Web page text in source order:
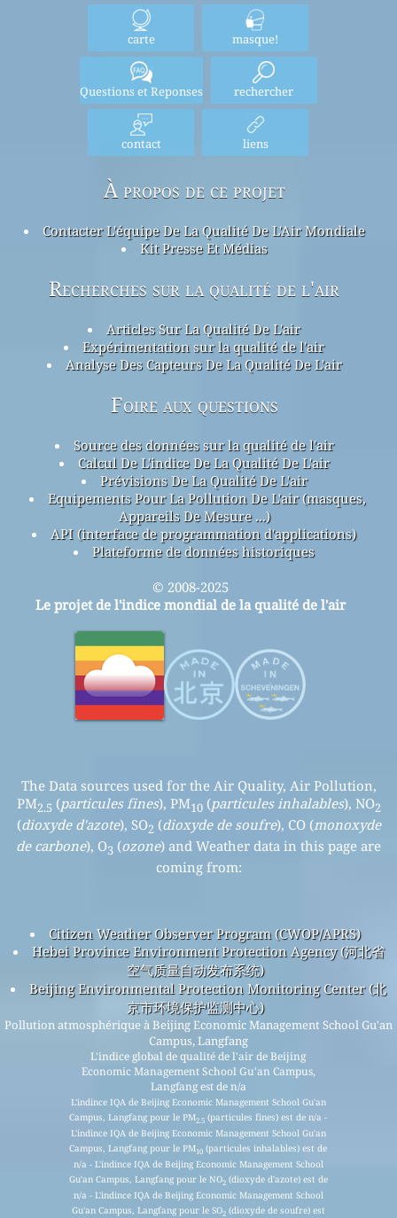
carte masque!
Questions et Reponses rechercher
contact liens
À propos de ce projet
Contacter L'équipe De La Qualité De L'Air Mondiale
Kit Presse Et Médias
Recherches sur la qualité de l'air
Articles Sur La Qualité De L'air
Expérimentation sur la qualité de l'air
Analyse Des Capteurs De La Qualité De L'air
Foire aux questions
Source des données sur la qualité de l'air
Calcul De L'indice De La Qualité De L'air
Prévisions De La Qualité De L'air
Equipements Pour La Pollution De L'air (masques,
Appareils De Mesure ...)
API (interface de programmation d'applications)
Plateforme de données historiques
© 2008-2025
Le projet de l'indice mondial de la qualité de l'air
The Data sources used for the Air Quality, Air Pollution,
PM2.5 (particules fines), PM10(particules inhalables), NO2
(dioxyde d'azote), SO2 (dioxyde de soufre), CO (monoxyde
de carbone), O3 (ozone) and Weather data in this page are
coming from:
Citizen Weather Observer Program (CWOP/APRS)
Hebei Province Environment Protection Agency (河北省
空气质量自动发布系统)
Beijing Environmental Protection Monitoring Center (北
京市环境保护监测中心)
Pollution atmosphérique à Beijing Economic Management School Gu'an
Campus, Langfang
L'indice global de qualité de l'air de Beijing
Economic Management School Gu'an Campus,
Langfang est de n/a
L'indince IQA de Beijing Economic Management School Gu'an
Campus, Langfang pour le PM2.5 (particules fines) est de n/a -
L'indince IQA de Beijing Economic Management School Gu'an
Campus, Langfang pour le PM10 (particules inhalables) est de
n/a - L'indince IQA de Beijing Economic Management School
Gu'an Campus, Langfang pour le NO2(dioxyde d'azote) est de
n/a - L'indince IQA de Beijing Economic Management School
Gu'an Campus, Langfang pour le SO2(dioxyde de soufre) est